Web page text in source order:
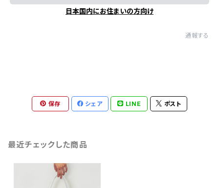
日本国内にお住まいの方向け
通報する
保存 シェア LINE ポスト
最近チェックした商品